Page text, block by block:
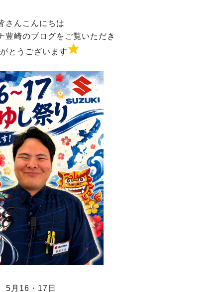
さんこんにちは
豊崎のブログをご覧いただき
とうございます
5月16・17日